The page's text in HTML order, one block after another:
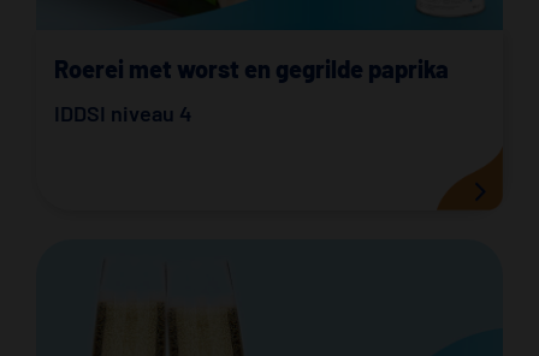
Roerei met worst en gegrilde paprika
IDDSI niveau 4